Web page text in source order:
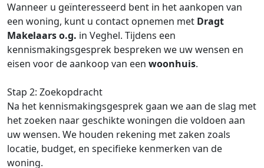
Wanneer u geïnteresseerd bent in het aankopen van
een woning, kunt u contact opnemen met Dragt
Makelaars o.g. in Veghel. Tijdens een
kennismakingsgesprek bespreken we uw wensen en
eisen voor de aankoop van een woonhuis.
Stap 2: Zoekopdracht
Na het kennismakingsgesprek gaan we aan de slag met
het zoeken naar geschikte woningen die voldoen aan
uw wensen. We houden rekening met zaken zoals
locatie, budget, en specifieke kenmerken van de
woning.